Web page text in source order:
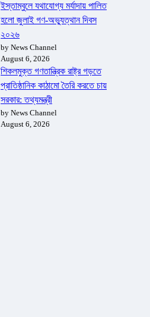
ইস্তাম্বুলে যথাযোগ্য মর্যাদায় পালিত
হলো জুলাই গণ-অভ্যুত্থান দিবস
২০২৬
by News Channel
August 6, 2026
শিকলমুক্ত গণতান্ত্রিক রাষ্ট্র গড়তে
প্রাতিষ্ঠানিক কাঠামো তৈরি করতে চায়
সরকার: তথ্যমন্ত্রী
by News Channel
August 6, 2026